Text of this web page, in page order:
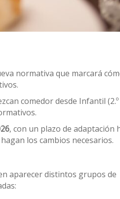
normativa que marcará
comedor desde Infantil (2.º
, con un plazo de adaptación
los cambios necesarios.
aparecer distintos grupos de